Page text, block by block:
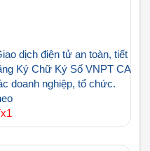
dịch điện tử an toàn, tiết
Ký Chữ Ký Số VNPT CA
doanh nghiệp, tổ chức.